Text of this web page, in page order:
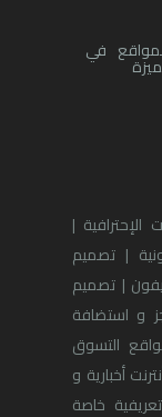
في
|
| تصميم
| تصميم
و استضافة
التسوق
أخبارية و
خاصة